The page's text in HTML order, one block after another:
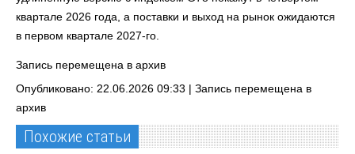
квартале 2026 года, а поставки и выход на рынок ожидаются
в первом квартале 2027-го.
Запись перемещена в архив
Опубликовано: 22.06.2026 09:33 | Запись перемещена в
архив
Похожие статьи